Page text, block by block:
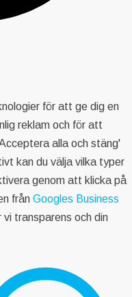
för att ge dig en
reklam och för att
alla och stäng'
kan du välja vilka typer
genom att klicka på
från Googles Business
vi transparens och din